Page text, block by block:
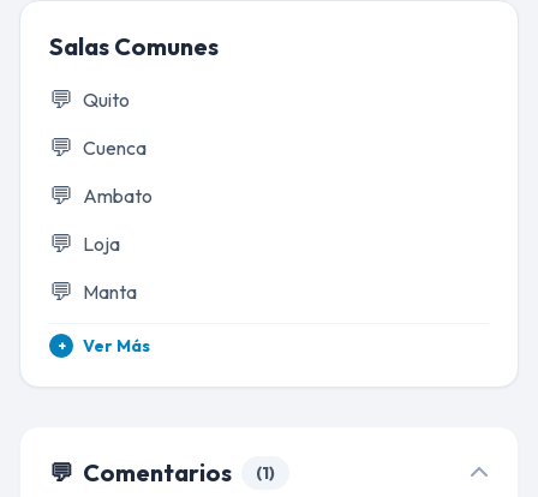
Salas Comunes
💬 Quito
💬 Cuenca
💬 Ambato
💬 Loja
💬 Manta
+ Ver Más
💬 Comentarios (1)